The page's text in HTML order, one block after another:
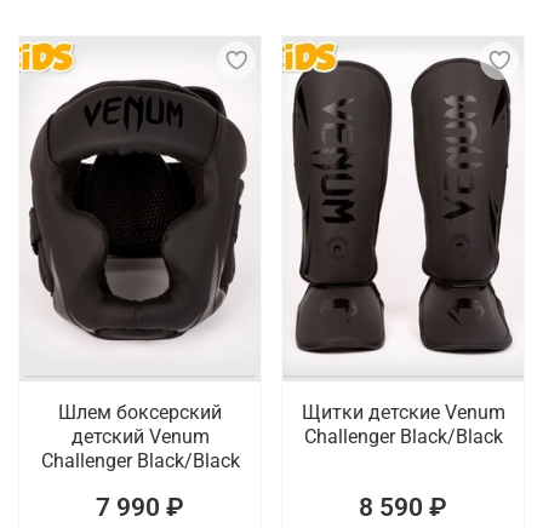
Шлем боксерский
детский Venum
Challenger Black/Black
7 990 ₽
Щитки детские Venum
Challenger Black/Black
8 590 ₽